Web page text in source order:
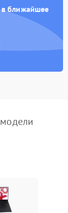
в ближайшее